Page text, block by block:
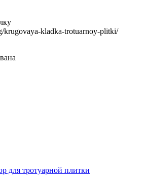
krugovaya-kladka-trotuarnoy-plitki/
для тротуарной плитки